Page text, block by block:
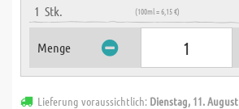
1 Stk. (100ml = 6,15 €)
Menge
Lieferung voraussichtlich: Dienstag, 11. August